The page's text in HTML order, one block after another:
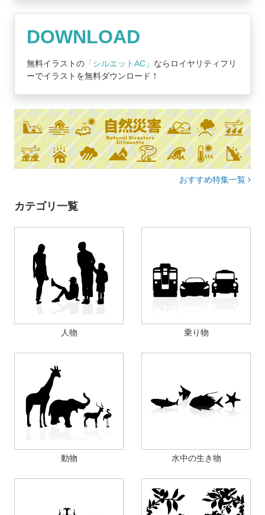
DOWNLOAD
無料イラストの 「シルエットAC」 ならロイヤリティフリ
ーでイラストを無料ダウンロード！
おすすめ特集一覧
カテゴリ一覧
人物 乗り物
動物 水中の生き物